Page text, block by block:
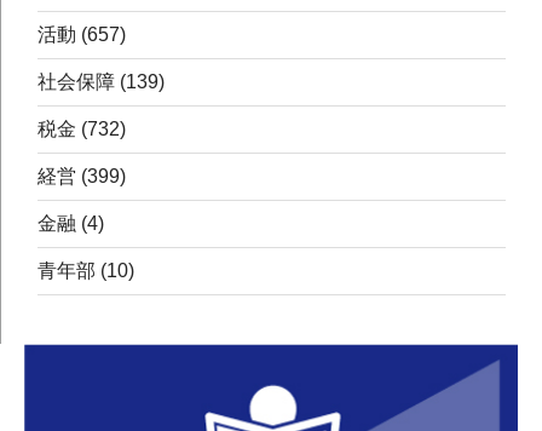
活動 (657)
社会保障 (139)
税金 (732)
経営 (399)
金融 (4)
青年部 (10)